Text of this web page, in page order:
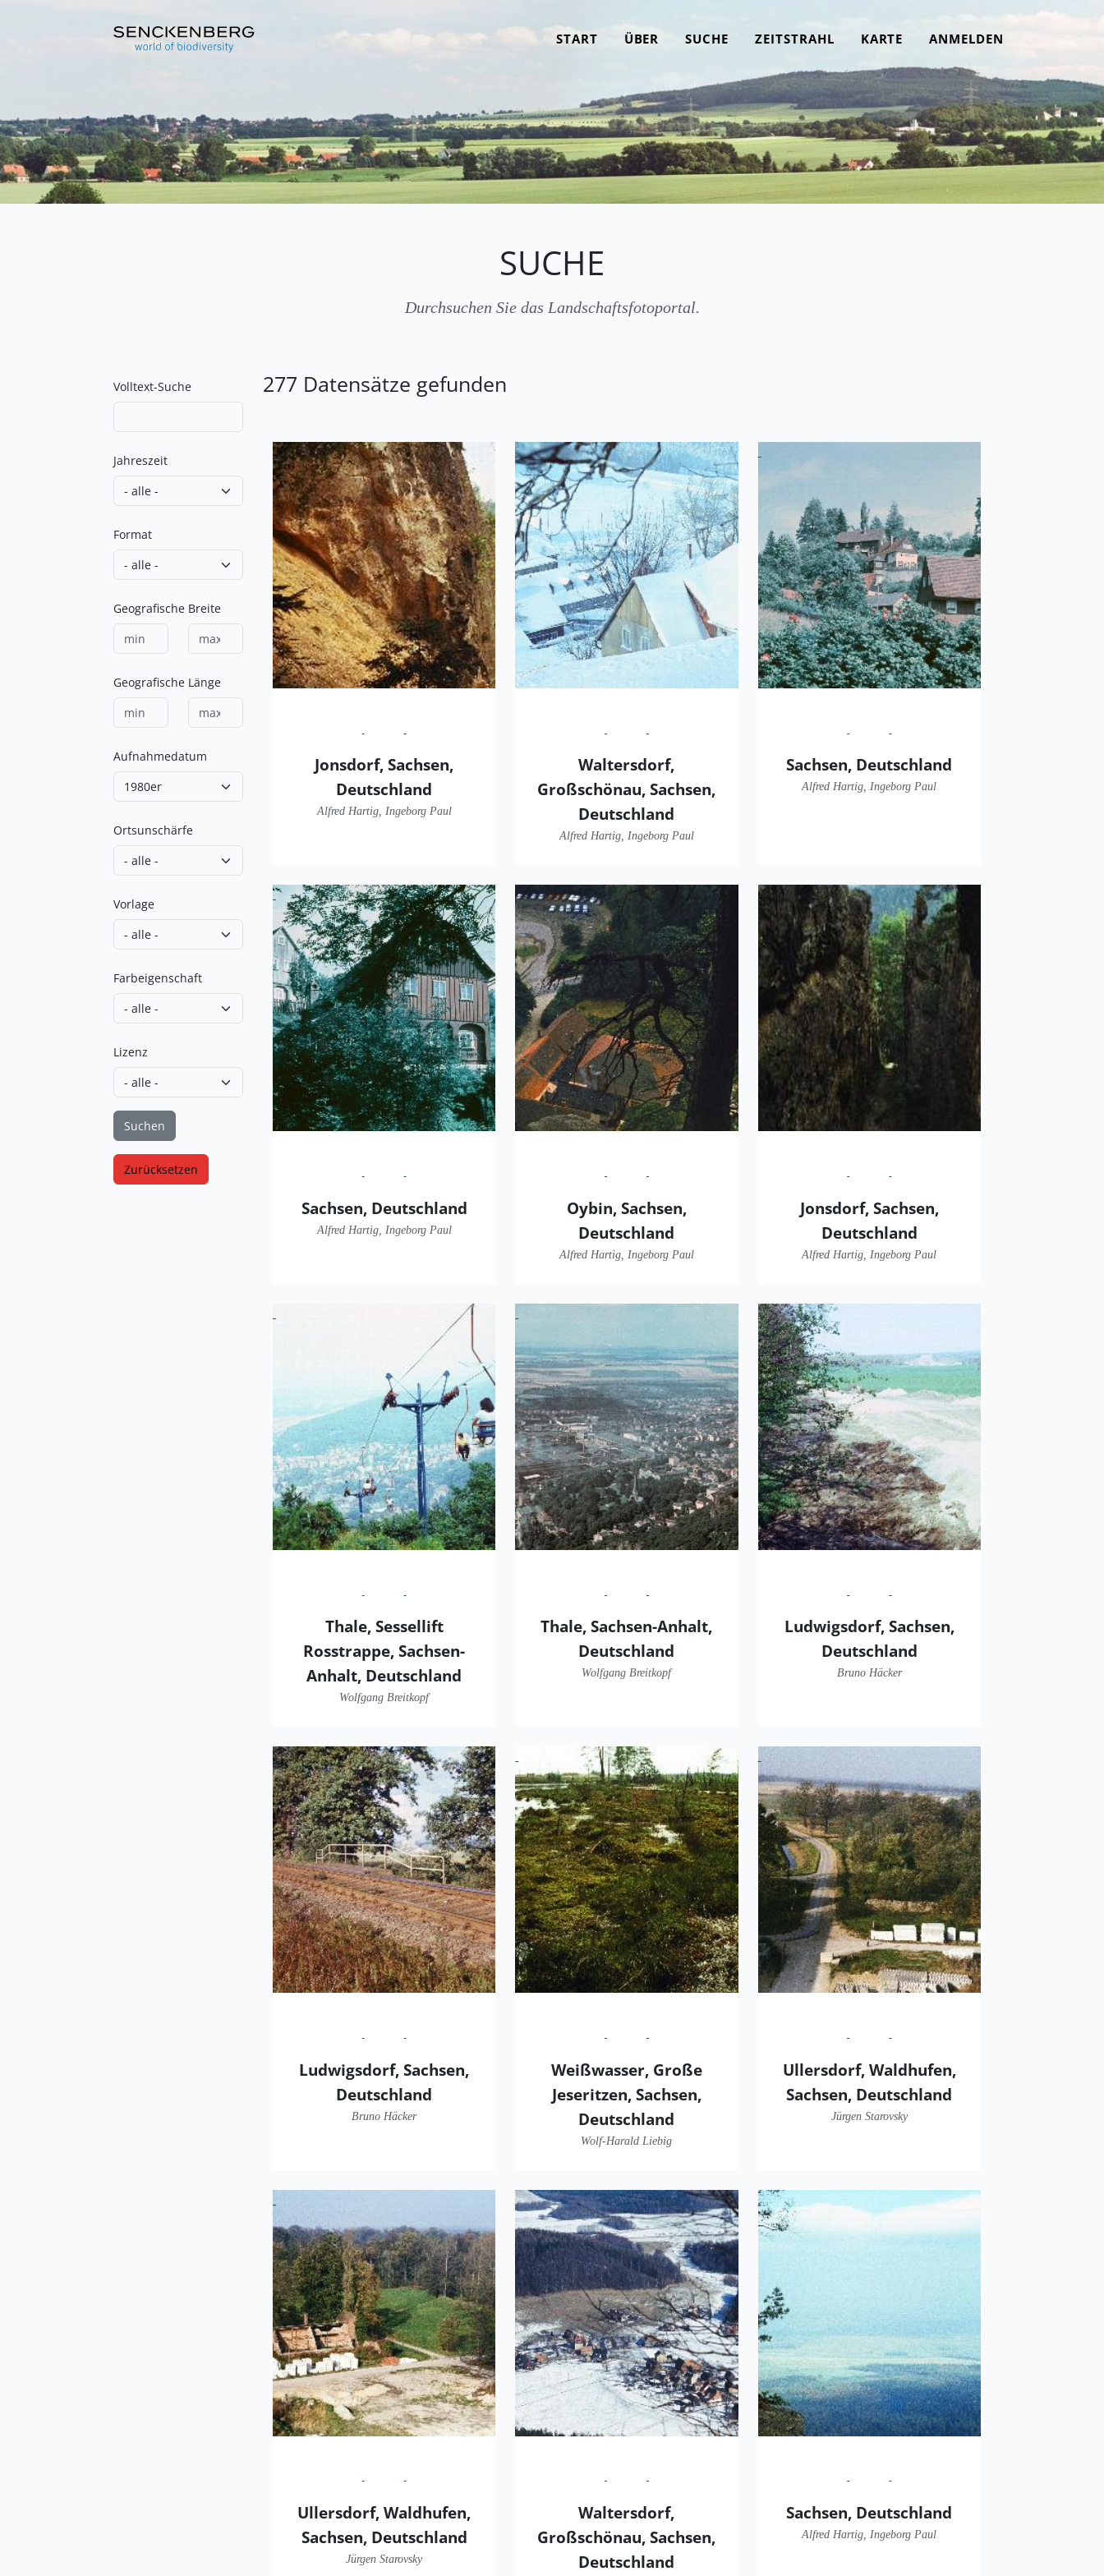
START ÜBER SUCHE ZEITSTRAHL KARTE ANMELDEN
SUCHE
Durchsuchen Sie das Landschaftsfotoportal.
Volltext-Suche
Jahreszeit
Format
Geografische Breite
Geografische Länge
Aufnahmedatum
Ortsunschärfe
Vorlage
Farbeigenschaft
Lizenz
Suchen
Zurücksetzen
277 Datensätze gefunden
Jonsdorf, Sachsen,
Deutschland
Alfred Hartig, Ingeborg Paul
Waltersdorf,
Großschönau, Sachsen,
Deutschland
Alfred Hartig, Ingeborg Paul
Sachsen, Deutschland
Alfred Hartig, Ingeborg Paul
Sachsen, Deutschland
Alfred Hartig, Ingeborg Paul
Oybin, Sachsen,
Deutschland
Alfred Hartig, Ingeborg Paul
Jonsdorf, Sachsen,
Deutschland
Alfred Hartig, Ingeborg Paul
Thale, Sessellift
Rosstrappe, Sachsen-
Anhalt, Deutschland
Wolfgang Breitkopf
Thale, Sachsen-Anhalt,
Deutschland
Wolfgang Breitkopf
Ludwigsdorf, Sachsen,
Deutschland
Bruno Häcker
Ludwigsdorf, Sachsen,
Deutschland
Bruno Häcker
Weißwasser, Große
Jeseritzen, Sachsen,
Deutschland
Wolf-Harald Liebig
Ullersdorf, Waldhufen,
Sachsen, Deutschland
Jürgen Starovsky
Ullersdorf, Waldhufen,
Sachsen, Deutschland
Jürgen Starovsky
Waltersdorf,
Großschönau, Sachsen,
Deutschland
Sachsen, Deutschland
Alfred Hartig, Ingeborg Paul